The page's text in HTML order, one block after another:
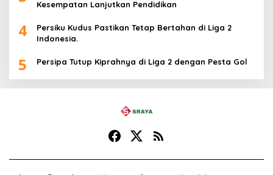
Kesempatan Lanjutkan Pendidikan
4
Persiku Kudus Pastikan Tetap Bertahan di Liga 2
Indonesia.
5 Persipa Tutup Kiprahnya di Liga 2 dengan Pesta Gol